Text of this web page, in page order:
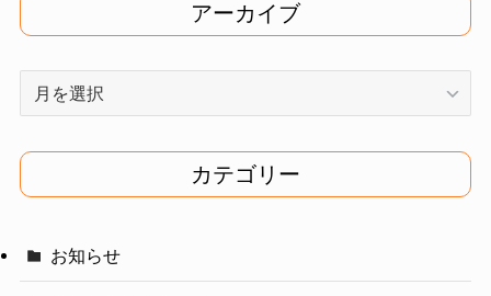
アーカイブ
イ
ブ
カテゴリー
お知らせ